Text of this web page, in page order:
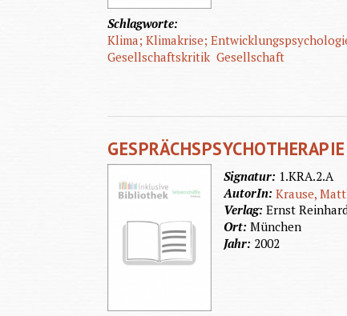
Schlagworte:
Klima; Klimakrise;
Gesellschaftskritik Gesellschaft
Signatur: 1.KRA.2.A
AutorIn:Krause,
Verlag:Ernst
Ort:München
Jahr: 2002